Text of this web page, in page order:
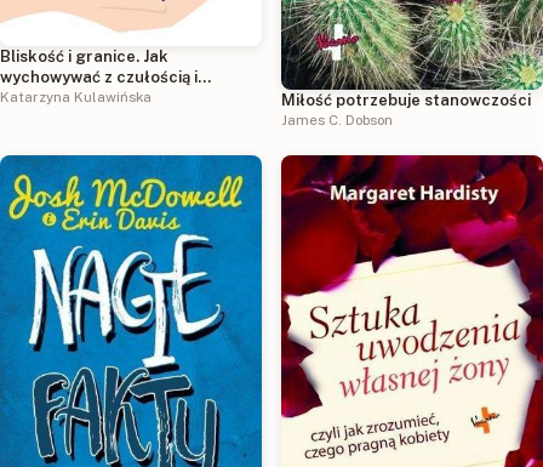
Bliskość i granice. Jak
wychowywać z czułością i
stanowczością w świecie
Katarzyna Kulawińska Miłość potrzebuje stanowczości
James C. Dobson